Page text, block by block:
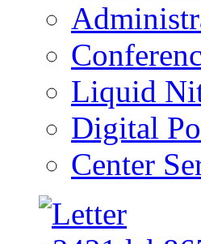
Liquid
Digital
Center